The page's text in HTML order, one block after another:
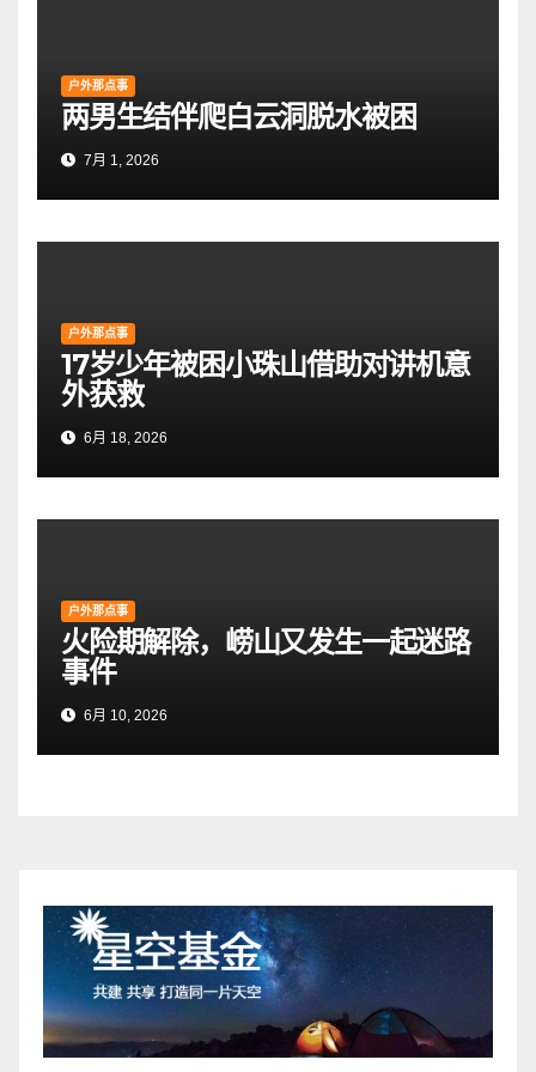
户外那点事
两男生结伴爬白云洞脱水被困
7月 1, 2026
户外那点事
17岁少年被困小珠山借助对讲机意
外获救
6月 18, 2026
户外那点事
火险期解除，崂山又发生一起迷路
事件
6月 10, 2026